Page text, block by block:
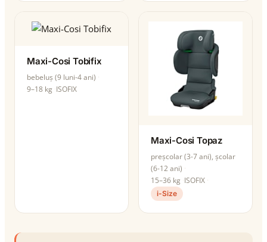
Maxi-Cosi Tobifix
bebeluș (9 luni-4 ani)
9–18 kg ISOFIX
Maxi-Cosi Topaz
preșcolar (3-7 ani), școlar
(6-12 ani)
15–36 kg ISOFIX
i-Size